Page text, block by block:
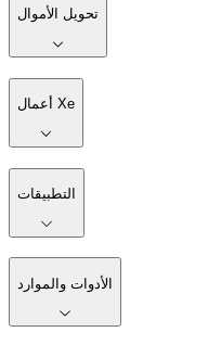
تحويل الأموال
أعمال Xe
التطبيقات
الأدوات والموارد